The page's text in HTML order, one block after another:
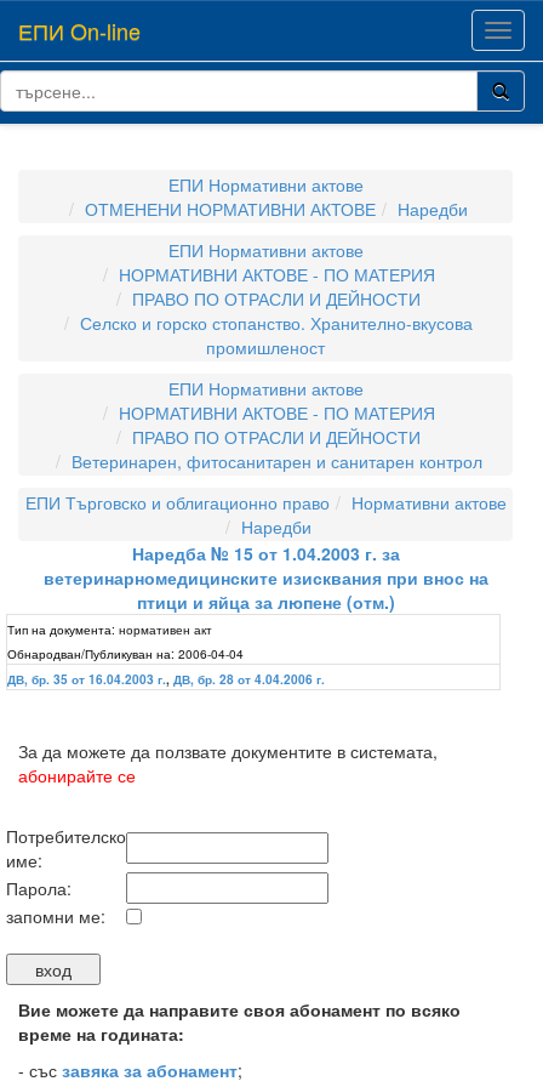
ЕПИ On-line
ЕПИ Нормативни актове
ОТМЕНЕНИ НОРМАТИВНИ АКТОВЕ
Наредби
ЕПИ Нормативни актове
НОРМАТИВНИ АКТОВЕ - ПО МАТЕРИЯ
ПРАВО ПО ОТРАСЛИ И ДЕЙНОСТИ
Селско и горско стопанство. Хранително-вкусова
промишленост
ЕПИ Нормативни актове
НОРМАТИВНИ АКТОВЕ - ПО МАТЕРИЯ
ПРАВО ПО ОТРАСЛИ И ДЕЙНОСТИ
Ветеринарен, фитосанитарен и санитарен контрол
ЕПИ Търговско и облигационно право
Нормативни актове
Наредби
Наредба № 15 от 1.04.2003 г. за
ветеринарномедицинските изисквания при внос на
птици и яйца за люпене (отм.)
Тип на документа: нормативен акт
Обнародван/Публикуван на: 2006-04-04
ДВ, бр. 35 от 16.04.2003 г., ДВ, бр. 28 от 4.04.2006 г.
За да можете да ползвате документите в системата,
абонирайте се
Потребителско
име:
Парола:
запомни ме:
Вие можете да направите своя абонамент по всяко
време на годината:
- със завяка за абонамент;